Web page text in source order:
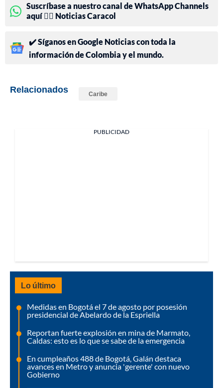
Suscríbase a nuestro canal de WhatsApp Channels
aquí 👉🏻 Noticias Caracol
✔️ Síganos en Google Noticias con toda la
información de Colombia y el mundo.
Relacionados Caribe
PUBLICIDAD
Lo último
Medidas en Bogotá el 7 de agosto por posesión
presidencial de Abelardo de la Espriella
Reportan fuerte explosión en mina de Marmato,
Caldas: esto es lo que se sabe de la emergencia
En cumpleaños 488 de Bogotá, Galán destaca
avances en Metro y anuncia 'gerente' con nuevo
Gobierno